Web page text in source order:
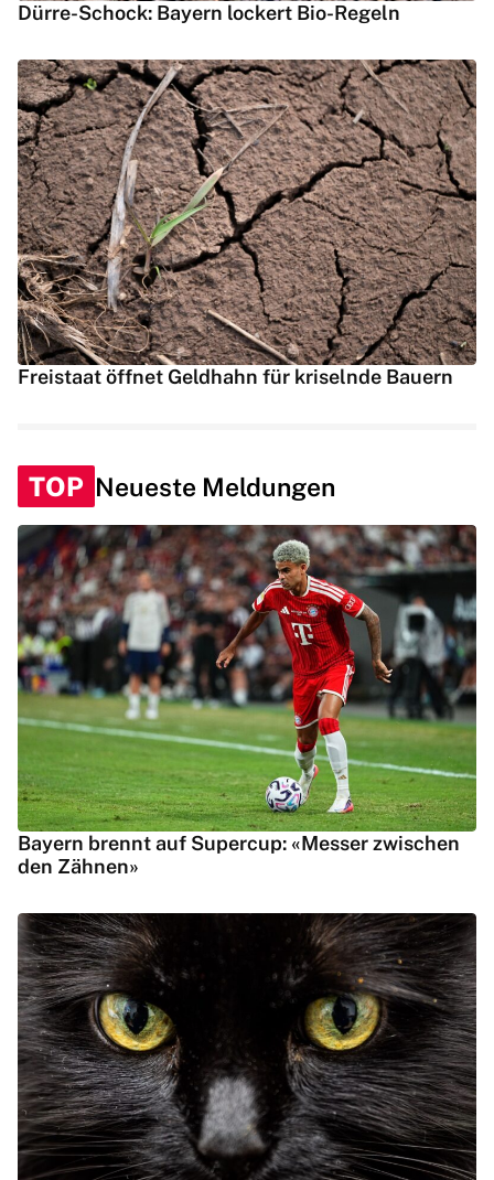
Dürre-Schock: Bayern lockert Bio-Regeln
Freistaat öffnet Geldhahn für kriselnde Bauern
TOP Neueste Meldungen
Bayern brennt auf Supercup: «Messer zwischen
den Zähnen»